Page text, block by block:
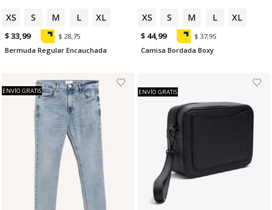
XS S M L XL
$ 33,99
$ 28,75
Bermuda Regular Encauchada
XS S M L XL
$ 44,99
$ 37,95
Camisa Bordada Boxy
ENVÍO GRATIS ENVÍO GRATIS